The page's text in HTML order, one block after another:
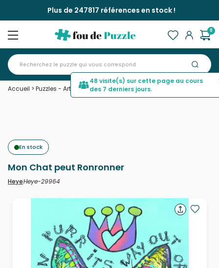
Plus de 247817 références en stock !
0
Accueil > Puzzles - Art Mon Chat peut Ronronner
En stock
Mon Chat peut Ronronner
HeyeHeye-29964
48 visite(s) sur cette page au cours
des 7 derniers jours.